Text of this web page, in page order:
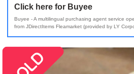
Click here for Buyee
Buyee - A multilingual purchasing agent service
from JDirectItems Fleamarket (provided by LY